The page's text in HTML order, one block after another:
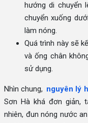
hướng di chuyển
chuyển xuống
làm nóng.
Quá trình này sẽ
và ống chân
sử dụng.
Nhìn chung, nguyên lý
Sơn Hà khá đơn giản,
nhiên, đun nóng nước